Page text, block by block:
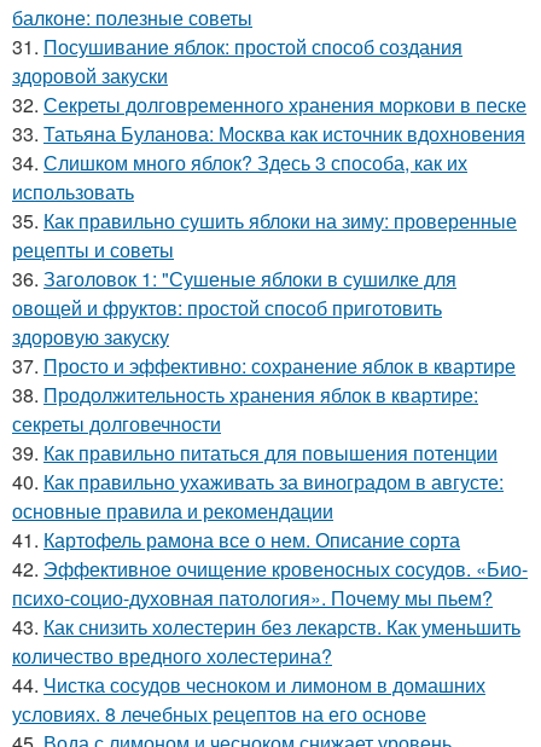
балконе: полезные советы
31. Посушивание яблок: простой способ создания
здоровой закуски
32. Секреты долговременного хранения моркови в песке
33. Татьяна Буланова: Москва как источник вдохновения
34. Слишком много яблок? Здесь 3 способа, как их
использовать
35. Как правильно сушить яблоки на зиму: проверенные
рецепты и советы
36. Заголовок 1: "Сушеные яблоки в сушилке для
овощей и фруктов: простой способ приготовить
здоровую закуску
37. Просто и эффективно: сохранение яблок в квартире
38. Продолжительность хранения яблок в квартире:
секреты долговечности
39. Как правильно питаться для повышения потенции
40. Как правильно ухаживать за виноградом в августе:
основные правила и рекомендации
41. Картофель рамона все о нем. Описание сорта
42. Эффективное очищение кровеносных сосудов. «Био-
психо-социо-духовная патология». Почему мы пьем?
43. Как снизить холестерин без лекарств. Как уменьшить
количество вредного холестерина?
44. Чистка сосудов чесноком и лимоном в домашних
условиях. 8 лечебных рецептов на его основе